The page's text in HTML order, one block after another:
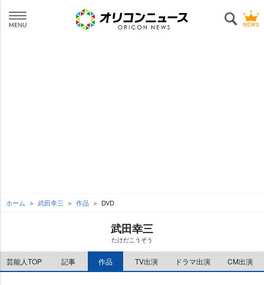
ホーム 武田幸三 作品 DVD
武田幸三
たけだこうぞう
芸能人TOP 記事 作品 TV出演 ドラマ出演 CM出演